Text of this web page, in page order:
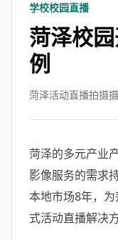
学校校园直播
菏泽校
例
菏泽活动直播拍摄
菏泽的多元产业
影像服务的需求
本地市场8年，
式活动直播解决方